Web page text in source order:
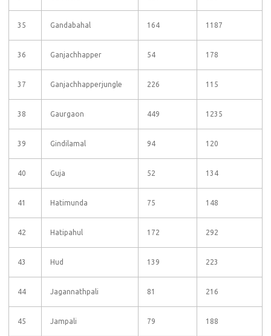
35 Gandabahal 164 1187
36 Ganjachhapper 54 178
37 Ganjachhapperjungle 226 115
38 Gaurgaon 449 1235
39 Gindilamal 94 120
40 Guja 52 134
41 Hatimunda 75 148
42 Hatipahul 172 292
43 Hud 139 223
44 Jagannathpali 81 216
45 Jampali 79 188